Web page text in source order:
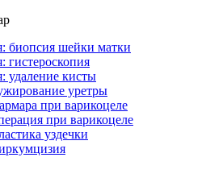
биопсия шейки матки
гистероскопия
удаление кисты
уретры
при варикоцеле
при варикоцеле
уздечки